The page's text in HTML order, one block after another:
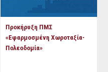
Προκήρυξη ΠΜΣ
«Εφαρμοσμένη Χωροταξία-
Πολεοδομία»